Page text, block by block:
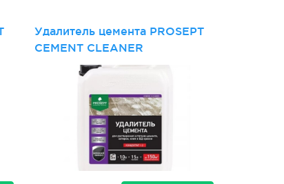
Удалитель цемента PROSEPT
CEMENT CLEANER